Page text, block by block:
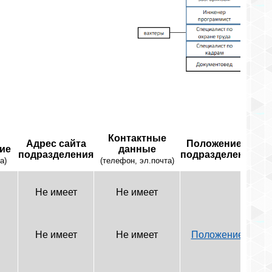
Адрес сайта
подразделения
Контактные
данные
(телефон, эл.почта)
Положение о
подразделении
Не имеет Не имеет
Не имеет Не имеет Положение